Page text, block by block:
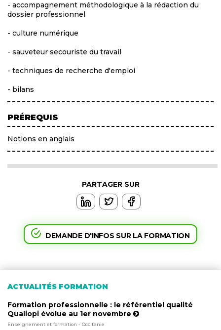
- accompagnement méthodologique à la rédaction du
dossier professionnel
- culture numérique
- sauveteur secouriste du travail
- techniques de recherche d'emploi
- bilans
PRÉREQUIS
Notions en anglais
DEMANDE D'INFOS SUR LA FORMATION
PARTAGER SUR
ACTUALITÉS FORMATION
Formation professionnelle : le référentiel qualité
Qualiopi évolue au 1er novembre
Enseignement et formation - Occitanie